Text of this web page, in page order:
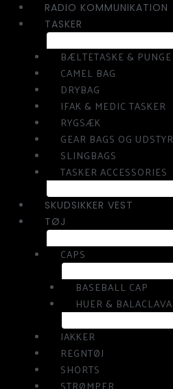
RADIO KOMMUNIKATION
TASKER
BÆLTETASKE & PUNGE
CAMEL BAG
DRYBAG
IFAK & MEDIC TASKER
RYGSÆK
GEAR BAGS OG
SLINGBAGS
TASKER ACCESSORIES
SKUDSIKKER VEST
TØJ
CAPS
BASEBALL CAP
HUER & BALACLAVA
JAKKER
REGNTØJ
SHORTS